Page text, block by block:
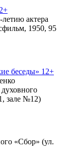
актера
1950, 95
беседы» 12+
зале №12)
«Сбор» (ул.